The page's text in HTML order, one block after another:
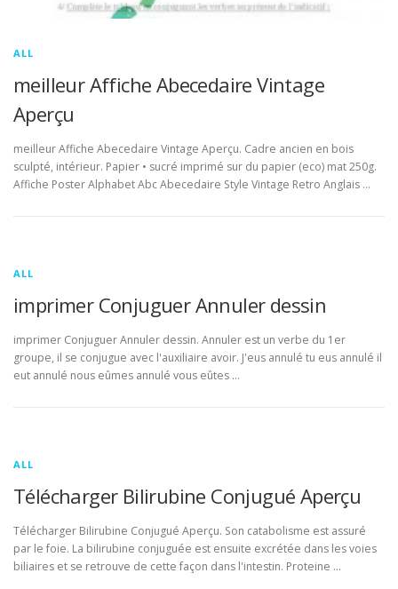
ALL
meilleur Affiche Abecedaire Vintage
Aperçu
meilleur Affiche Abecedaire Vintage Aperçu. Cadre ancien en bois
sculpté, intérieur. Papier • sucré imprimé sur du papier (eco) mat 250g.
Affiche Poster Alphabet Abc Abecedaire Style Vintage Retro Anglais …
ALL
imprimer Conjuguer Annuler dessin
imprimer Conjuguer Annuler dessin. Annuler est un verbe du 1er
groupe, il se conjugue avec l'auxiliaire avoir. J'eus annulé tu eus annulé il
eut annulé nous eûmes annulé vous eûtes …
ALL
Télécharger Bilirubine Conjugué Aperçu
Télécharger Bilirubine Conjugué Aperçu. Son catabolisme est assuré
par le foie. La bilirubine conjuguée est ensuite excrétée dans les voies
biliaires et se retrouve de cette façon dans l'intestin. Proteine …